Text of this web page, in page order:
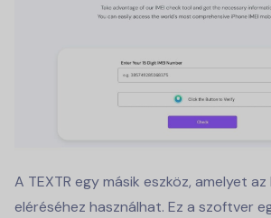
A TEXTR egy másik eszköz, amelyet az
eléréséhez használhat. Ez a szoftver